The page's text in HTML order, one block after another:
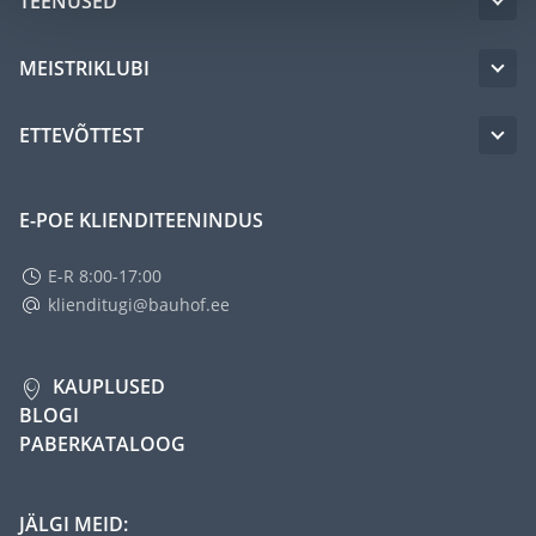
MEISTRIKLUBI
ETTEVÕTTEST
E-POE KLIENDITEENINDUS
E-R 8:00-17:00
klienditugi@bauhof.ee
KAUPLUSED
BLOGI
PABERKATALOOG
JÄLGI MEID: